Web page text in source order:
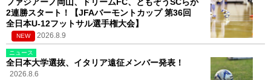
2連勝スタート！【JFAバーモントカップ 第36回
全日本U-12フットサル選手権大会】
NEW 2026.8.9
ニュース
全日本大学選抜、イタリア遠征メンバー発表！
2026.8.6